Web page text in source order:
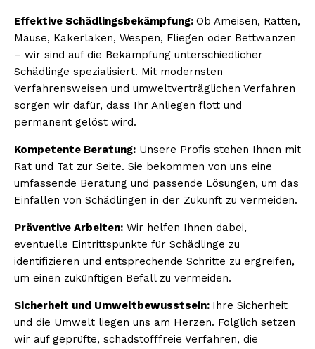
Effektive Schädlingsbekämpfung: Ob Ameisen, Ratten,
Mäuse, Kakerlaken, Wespen, Fliegen oder Bettwanzen
– wir sind auf die Bekämpfung unterschiedlicher
Schädlinge spezialisiert. Mit modernsten
Verfahrensweisen und umweltverträglichen Verfahren
sorgen wir dafür, dass Ihr Anliegen flott und
permanent gelöst wird.
Kompetente Beratung: Unsere Profis stehen Ihnen mit
Rat und Tat zur Seite. Sie bekommen von uns eine
umfassende Beratung und passende Lösungen, um das
Einfallen von Schädlingen in der Zukunft zu vermeiden.
Präventive Arbeiten: Wir helfen Ihnen dabei,
eventuelle Eintrittspunkte für Schädlinge zu
identifizieren und entsprechende Schritte zu ergreifen,
um einen zukünftigen Befall zu vermeiden.
Sicherheit und Umweltbewusstsein: Ihre Sicherheit
und die Umwelt liegen uns am Herzen. Folglich setzen
wir auf geprüfte, schadstofffreie Verfahren, die